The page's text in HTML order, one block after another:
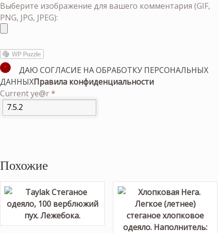
Выберите изображение для вашего комментария (GIF,
PNG, JPG, JPEG):
ДАЮ СОГЛАСИЕ НА ОБРАБОТКУ ПЕРСОНАЛЬНЫХ
ДАННЫХПравила конфиденциальности
Current ye@r*
Похожие